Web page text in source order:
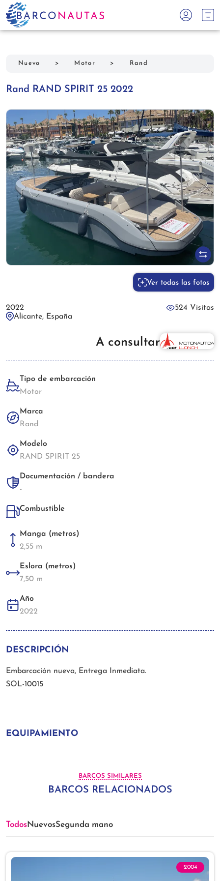
Nuevo > Motor > Rand
Rand RAND SPIRIT 25 2022
Ver todas las fotos
2022
524 Visitas
Alicante, España
A consultar
Tipo de embarcación
Motor
Marca
Rand
Modelo
RAND SPIRIT 25
Documentación / bandera
-
Combustible
Manga (metros)
2,55 m
Eslora (metros)
7,50 m
Año
2022
DESCRIPCIÓN
Embarcación nueva, Entrega Inmediata.
SOL-10015
EQUIPAMIENTO
BARCOS SIMILARES
BARCOS RELACIONADOS
TodosNuevosSegunda mano
2004